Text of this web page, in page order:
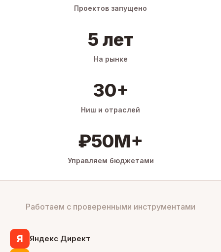
Проектов запущено
5 лет
На рынке
30+
Ниш и отраслей
₽50M+
Управляем бюджетами
Работаем с проверенными инструментами
Я Яндекс Директ